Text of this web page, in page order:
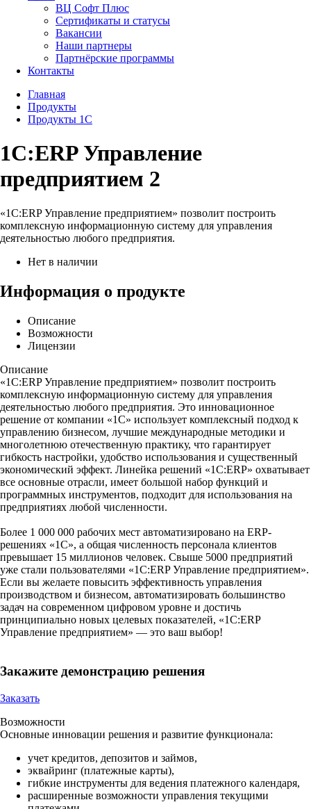
ВЦ Софт Плюс
Сертификаты и статусы
Вакансии
Наши партнеры
Партнёрские программы
Контакты
Главная
Продукты
Продукты 1С
1С:ERP Управление
предприятием 2
«1С:ERP Управление предприятием» позволит построить
комплексную информационную систему для управления
деятельностью любого предприятия.
Нет в наличии
Информация о продукте
Описание
Возможности
Лицензии
Описание
«1С:ERP Управление предприятием» позволит построить
комплексную информационную систему для управления
деятельностью любого предприятия. Это инновационное
решение от компании «1С» использует комплексный подход к
управлению бизнесом, лучшие международные методики и
многолетнюю отечественную практику, что гарантирует
гибкость настройки, удобство использования и существенный
экономический эффект. Линейка решений «1С:ERP» охватывает
все основные отрасли, имеет большой набор функций и
программных инструментов, подходит для использования на
предприятиях любой численности.
Более 1 000 000 рабочих мест автоматизировано на ERP-
решениях «1С», а общая численность персонала клиентов
превышает 15 миллионов человек. Свыше 5000 предприятий
уже стали пользователями «1С:ERP Управление предприятием».
Если вы желаете повысить эффективность управления
производством и бизнесом, автоматизировать большинство
задач на современном цифровом уровне и достичь
принципиально новых целевых показателей, «1С:ERP
Управление предприятием» — это ваш выбор!
Закажите демонстрацию решения
Заказать
Возможности
Основные инновации решения и развитие функционала:
учет кредитов, депозитов и займов,
эквайринг (платежные карты),
гибкие инструменты для ведения платежного календаря,
расширенные возможности управления текущими